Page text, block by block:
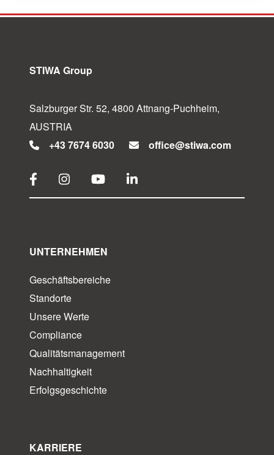
STIWA Group
Salzburger Str. 52, 4800 Attnang-Puchheim,
AUSTRIA
+43 7674 6030
office@stiwa.com
UNTERNEHMEN
Geschäftsbereiche
Standorte
Unsere Werte
Compliance
Qualitätsmanagement
Nachhaltigkeit
Erfolgsgeschichte
KARRIERE